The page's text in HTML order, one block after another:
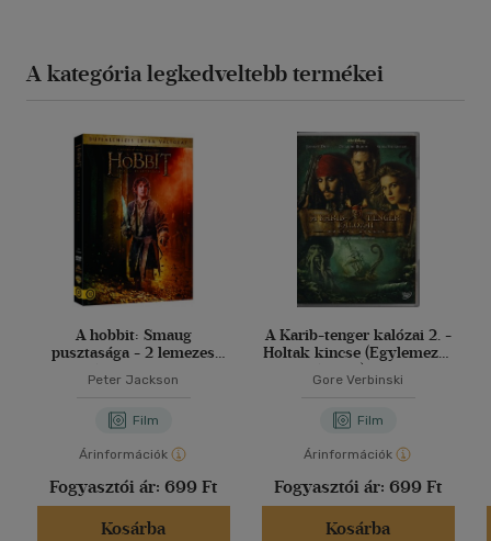
A kategória legkedveltebb termékei
A hobbit: Smaug
pusztasága - 2 lemezes
Peter Jackson
Film
Árinformációk
Fogyasztói ár: 699 Ft
Kosárba
A Karib-tenger kalózai 2. -
Holtak kincse (Egylemezes
változat) - DVD
Gore Verbinski
Film
Árinformációk
Fogyasztói ár: 699 Ft
Kosárba